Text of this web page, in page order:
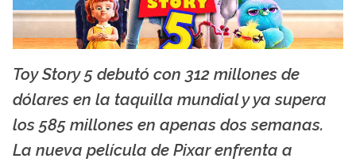
Toy Story 5 debutó con 312 millones de
dólares en la taquilla mundial y ya supera
los 585 millones en apenas dos semanas.
La nueva película de Pixar enfrenta a